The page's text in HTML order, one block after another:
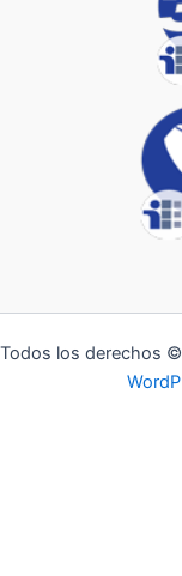
Todos los derechos